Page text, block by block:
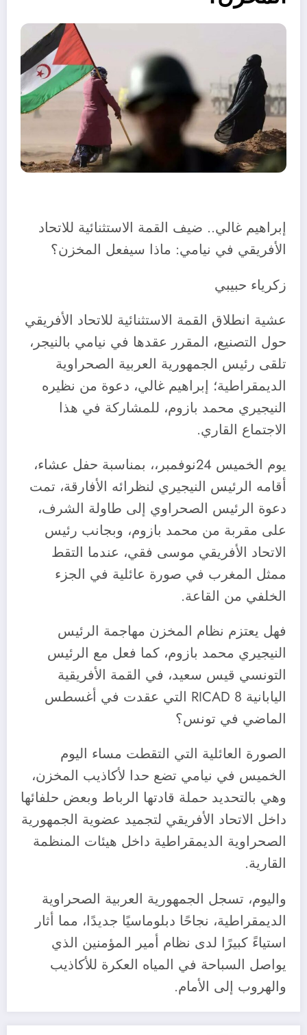
️إبراهيم غالي.. ضيف القمة الاستثنائية للاتحاد
الأفريقي في نيامي: ماذا سيفعل المخزن؟
زكرياء حبيبي
عشية انطلاق القمة الاستثنائية للاتحاد الأفريقي
حول التصنيع، المقرر عقدها في نيامي بالنيجر،
تلقى رئيس الجمهورية العربية الصحراوية
الديمقراطية؛ إبراهيم غالي، دعوة من نظيره
النيجيري محمد بازوم، للمشاركة في هذا
الاجتماع القاري.
يوم الخميس 24نوفمبر،، بمناسبة حفل عشاء،
أقامه الرئيس النيجيري لنظرائه الأفارقة، تمت
دعوة الرئيس الصحراوي إلى طاولة الشرف،
على مقربة من محمد بازوم، وبجانب رئيس
الاتحاد الأفريقي موسى فقي، عندما التقط
ممثل المغرب في صورة عائلية في الجزء
الخلفي من القاعة.
فهل يعتزم نظام المخزن مهاجمة الرئيس
النيجيري محمد بازوم، كما فعل مع الرئيس
التونسي قيس سعيد، في القمة الأفريقية
اليابانية RICAD 8 التي عقدت في أغسطس
الماضي في تونس؟
الصورة العائلية التي التقطت مساء اليوم
الخميس في نيامي تضع حدا لأكاذيب المخزن،
وهي بالتحديد حملة قادتها الرباط وبعض حلفائها
داخل الاتحاد الأفريقي لتجميد عضوية الجمهورية
الصحراوية الديمقراطية داخل هيئات المنظمة
القارية.
واليوم، تسجل الجمهورية العربية الصحراوية
الديمقراطية، نجاحًا دبلوماسيًا جديدًا، مما أثار
استياءً كبيرًا لدى نظام أمير المؤمنين الذي
يواصل السباحة في المياه العكرة للأكاذيب
والهروب إلى الأمام.